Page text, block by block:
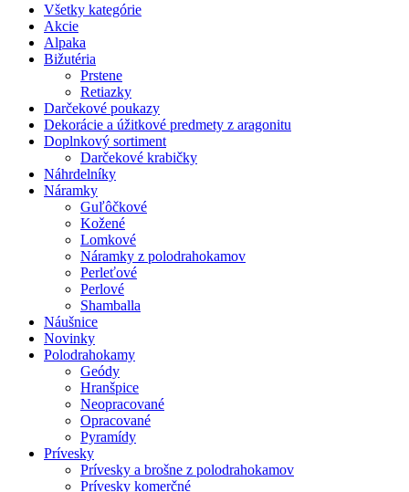
Všetky kategórie
Akcie
Alpaka
Bižutéria
Prstene
Retiazky
Darčekové poukazy
Dekorácie a úžitkové predmety z aragonitu
Doplnkový sortiment
Darčekové krabičky
Náhrdelníky
Náramky
Guľôčkové
Kožené
Lomkové
Náramky z polodrahokamov
Perleťové
Perlové
Shamballa
Náušnice
Novinky
Polodrahokamy
Geódy
Hranšpice
Neopracované
Opracované
Pyramídy
Prívesky
Prívesky a brošne z polodrahokamov
Prívesky komerčné